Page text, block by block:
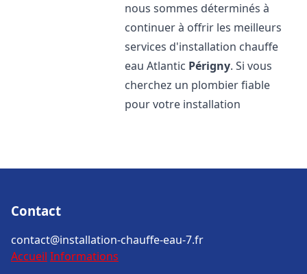
nous sommes déterminés à
continuer à offrir les meilleurs
services d'installation chauffe
eau Atlantic Périgny. Si vous
cherchez un plombier fiable
pour votre installation
Contact
contact@installation-chauffe-eau-7.fr
Accueil Informations